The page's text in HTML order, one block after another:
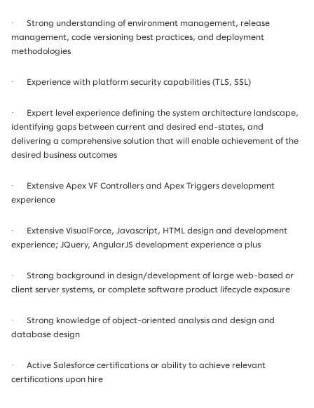
· Strong understanding of environment management, release
management, code versioning best practices, and deployment
methodologies
· Experience with platform security capabilities (TLS, SSL)
· Expert level experience defining the system architecture landscape,
identifying gaps between current and desired end-states, and
delivering a comprehensive solution that will enable achievement of the
desired business outcomes
· Extensive Apex VF Controllers and Apex Triggers development
experience
· Extensive VisualForce, Javascript, HTML design and development
experience; JQuery, AngularJS development experience a plus
· Strong background in design/development of large web-based or
client server systems, or complete software product lifecycle exposure
· Strong knowledge of object-oriented analysis and design and
database design
· Active Salesforce certifications or ability to achieve relevant
certifications upon hire